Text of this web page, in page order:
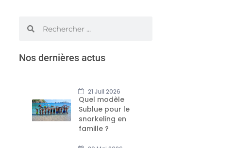
Nos dernières actus
21 Juil 2026
Quel modèle
Sublue pour le
snorkeling en
famille ?